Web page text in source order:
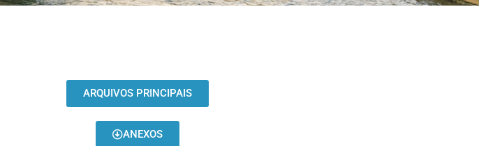
ARQUIVOS PRINCIPAIS
ANEXOS